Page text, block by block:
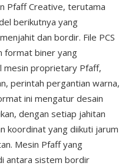
Pfaff Creative, terutama
berikutnya yang
dan bordir. File PCS
format biner yang
mesin proprietary Pfaff,
perintah pergantian warna,
ini mengatur desain
dengan setiap jahitan
koordinat yang diikuti jarum
Mesin Pfaff yang
antara sistem bordir